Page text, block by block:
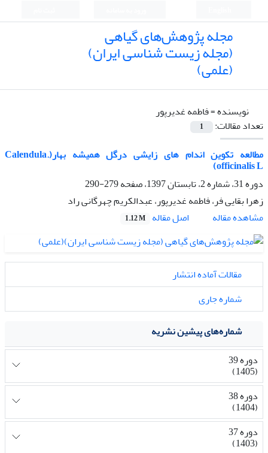
مجله پژوهش‌های گیاهی
(مجله زیست شناسی ایران)
(علمی)
نویسنده =فاطمه غدیرپور
تعداد مقالات:
1
مطالعه تکوین اندام های زایشی درگل همیشه بهار(.Calendula
officinalis L)
دوره 31، شماره 2، تابستان 1397، صفحه
279-290
زهرا بقایی فر، فاطمه غدیرپور، عبدالکریم چهرگانی راد
مشاهده مقاله
اصل مقاله 1.12 M
مقالات آماده انتشار
شماره جاری
شماره‌های پیشین نشریه
دوره 39
(1405)
دوره 38
(1404)
دوره 37
(1403)